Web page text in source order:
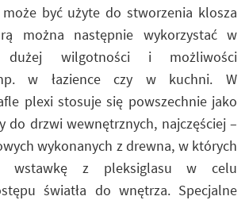
być użyte do stworzenia klosza
można następnie wykorzystać w
wilgotności i możliwości
w łazience czy w kuchni. W
plexi stosuje się powszechnie jako
do drzwi wewnętrznych, najczęściej –
wykonanych z drewna, w których
wstawkę z pleksiglasu w celu
światła do wnętrza. Specjalne